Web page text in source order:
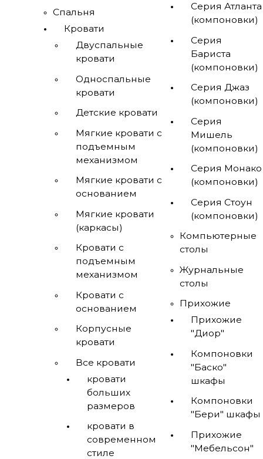
Спальня
Кровати
Двуспальные
кровати
Односпальные
кровати
Детские кровати
Мягкие кровати с
подъемным
механизмом
Мягкие кровати с
основанием
Мягкие кровати
(каркасы)
Кровати с
подъемным
механизмом
Кровати с
основанием
Корпусные
кровати
Все кровати
кровати
больших
размеров
кровати в
современном
стиле
Серия Атланта
(компоновки)
Серия
Бариста
(компоновки)
Серия Джаз
(компоновки)
Серия
Мишель
(компоновки)
Серия Монако
(компоновки)
Серия Стоун
(компоновки)
Компьютерные
столы
Журнальные
столы
Прихожие
Прихожие
"Диор"
Компоновки
"Баско"
шкафы
Компоновки
"Бери" шкафы
Прихожие
"Мебельсон"